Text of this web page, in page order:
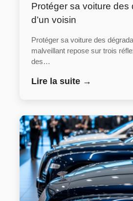
Protéger sa voiture des
d’un voisin
Protéger sa voiture des
malveillant repose sur trois
des…
Lire la suite →